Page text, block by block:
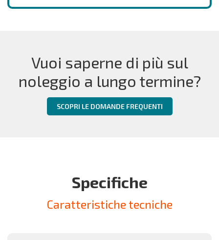
Vuoi saperne di più sul
noleggio a lungo termine?
SCOPRI LE DOMANDE FREQUENTI
Specifiche
Caratteristiche tecniche